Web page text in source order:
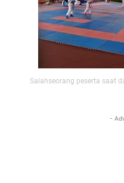
Salahseorang peserta saat
-